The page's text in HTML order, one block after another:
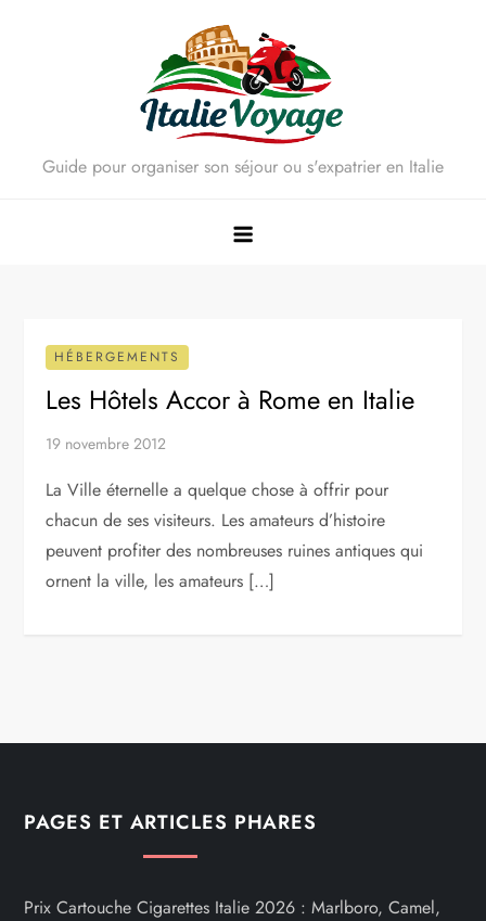
Guide pour organiser son séjour ou s'expatrier en Italie
HÉBERGEMENTS
Les Hôtels Accor à Rome en Italie
19 novembre 2012
La Ville éternelle a quelque chose à offrir pour
chacun de ses visiteurs. Les amateurs d’histoire
peuvent profiter des nombreuses ruines antiques qui
ornent la ville, les amateurs […]
PAGES ET ARTICLES PHARES
Prix Cartouche Cigarettes Italie 2026 : Marlboro, Camel,